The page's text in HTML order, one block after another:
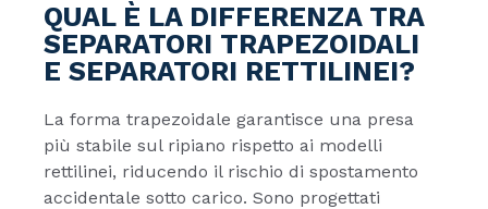
QUAL È LA DIFFERENZA TRA
SEPARATORI TRAPEZOIDALI
E SEPARATORI RETTILINEI?
La forma trapezoidale garantisce una presa
più stabile sul ripiano rispetto ai modelli
rettilinei, riducendo il rischio di spostamento
accidentale sotto carico. Sono progettati